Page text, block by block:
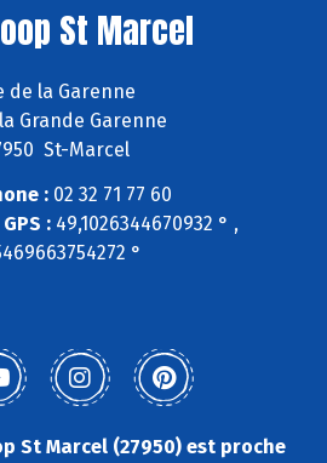
St Marcel
de la Garenne
Grande Garenne
St-Marcel
:02 32 71 77 60
:49,1026344670932 ° ,
°
St Marcel (27950) est proche